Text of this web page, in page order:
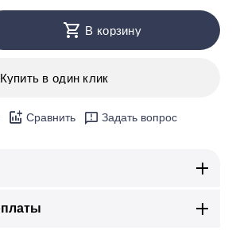
В корзину
Купить в один клик
Сравнить Задать вопрос